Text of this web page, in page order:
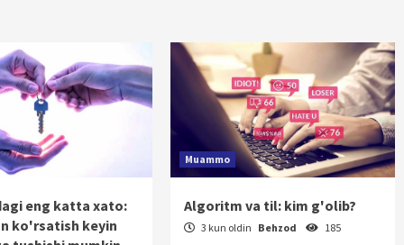
eng katta xato:
ko'rsatish keyin
Muammo
Algoritm va til: kim g'olib?
3 kun oldin Behzod 185